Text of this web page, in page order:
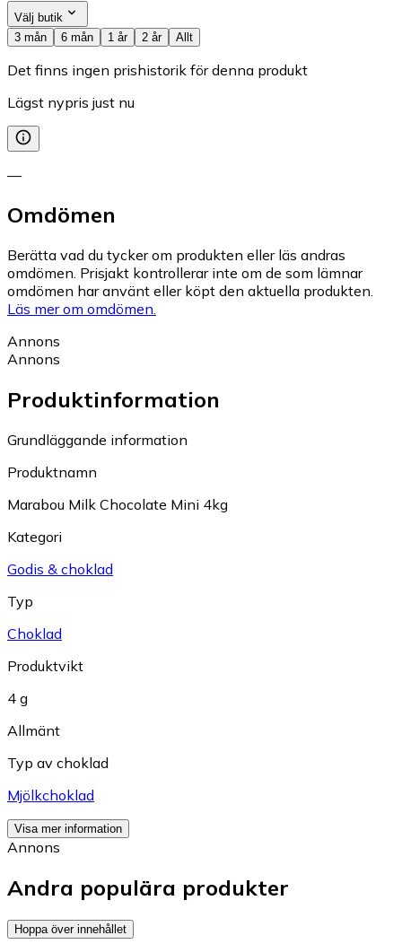
Välj butik
3 mån
6 mån 1 år 2 år Allt
Det finns ingen prishistorik för denna produkt
Lägst nypris just nu
—
Omdömen
Berätta vad du tycker om produkten eller läs andras
omdömen. Prisjakt kontrollerar inte om de som lämnar
omdömen har använt eller köpt den aktuella produkten.
Läs mer om omdömen.
Annons
Annons
Produktinformation
Grundläggande information
Produktnamn
Marabou Milk Chocolate Mini 4kg
Kategori
Godis & choklad
Typ
Choklad
Produktvikt
4 g
Allmänt
Typ av choklad
Mjölkchoklad
Visa mer information
Annons
Andra populära produkter
Hoppa över innehållet